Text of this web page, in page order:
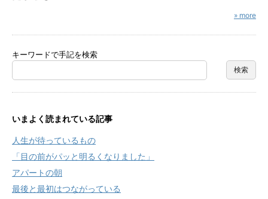
» more
キーワードで手記を検索
いまよく読まれている記事
人生が待っているもの
「目の前がパッと明るくなりました」
アパートの朝
最後と最初はつながっている